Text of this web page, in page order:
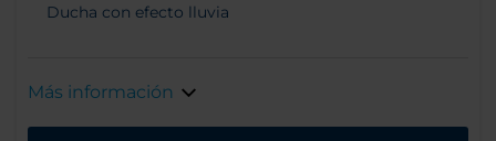
Ducha con efecto lluvia
Más información